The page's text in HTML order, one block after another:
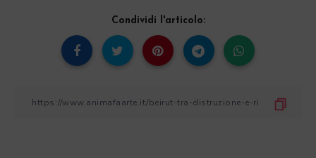
Condividi l'articolo: